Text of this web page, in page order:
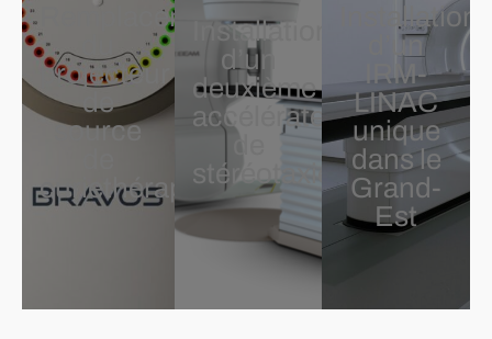
Remplacement
projecteur
de
source
curiethérapie
Installation
d’un
deuxième
accélérateur
stéréotaxie
Installation
d’un
IRM-
LINAC
unique
dans le
Grand-
Est